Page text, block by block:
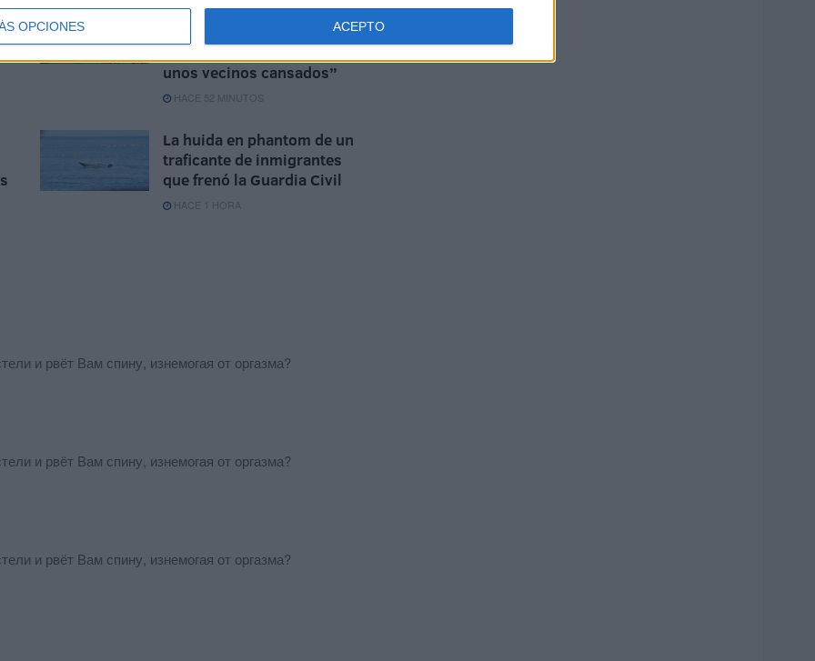
OPCIONES ACEPTO
La barriada Sidi Embarek, al
límite: “niñas violadas, casi
300 mujeres asentadas y
unos vecinos cansados”
HACE 52 MINUTOS
La huida en phantom de un
traficante de inmigrantes
que frenó la Guardia Civil
HACE 1 HORA
и рвёт Вам спину, изнемогая от оргазма?
и рвёт Вам спину, изнемогая от оргазма?
и рвёт Вам спину, изнемогая от оргазма?